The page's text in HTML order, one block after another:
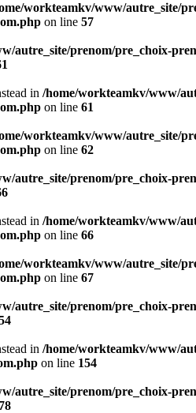
workteamkv/www/autre_site/
on line 57
autre_site/prenom/pre_choix-
in /home/workteamkv/www/
on line 61
workteamkv/www/autre_site/
on line 62
autre_site/prenom/pre_choix-
in /home/workteamkv/www/
on line 66
workteamkv/www/autre_site/
on line 67
autre_site/prenom/pre_choix-
in /home/workteamkv/www/
on line 154
autre_site/prenom/pre_choix-